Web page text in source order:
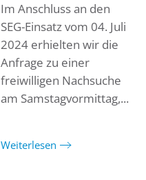
Im Anschluss an den
SEG-Einsatz vom 04. Juli
2024 erhielten wir die
Anfrage zu einer
freiwilligen Nachsuche
am Samstagvormittag,...
Weiterlesen